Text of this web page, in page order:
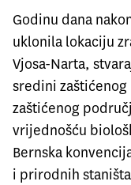
Godinu dana
uklonila lokaciju
Vjosa-Narta,
sredini
zaštićenog
vrijednošću
Bernska
i prirodnih